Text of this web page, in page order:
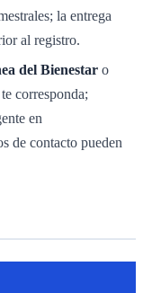
la entrega
al registro.
del Bienestar o
corresponda;
en
de contacto pueden